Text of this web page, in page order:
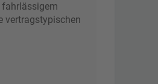
fahrlässigem
vertragstypischen